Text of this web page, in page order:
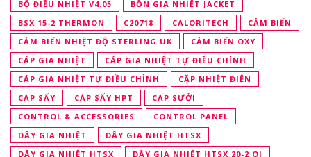
BỘ ĐIỀU NHIỆT V4.05
BỒN GIA NHIỆT JACKET
BSX 15-2 THERMON
C20718 CALORITECH
CẢM BIẾN
CẢM BIẾN NHIỆT ĐỘ STERLING UK
CẢM BIẾN OXY
CÁP GIA NHIỆT
CÁP GIA NHIỆT TỰ ĐIỀU CHỈNH
CÁP GIA NHIỆT TỰ ĐIỀU CHỈNH
CẶP NHIỆT ĐIỆN
CÁP SẤY
CÁP SẤY HPT
CÁP SƯỞI
CONTROL & ACCESSORIES
CONTROL PANEL
DÂY GIA NHIỆT
DÂY GIA NHIỆT HTSX
DÂY GIA NHIỆT HTSX
DÂY GIA NHIỆT HTSX 20-2 OJ